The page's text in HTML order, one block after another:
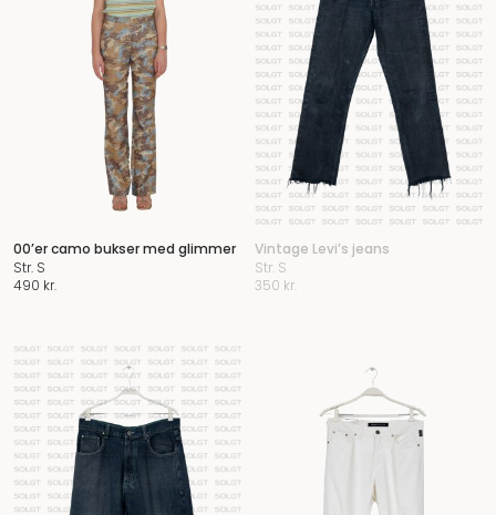
00’er camo bukser med glimmer
Str. S
490 kr.
Vintage Levi’s jeans
Str. S
350 kr.